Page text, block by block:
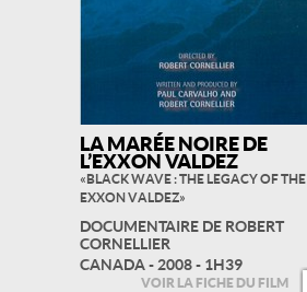
LA MARÉE NOIRE DE
L’EXXON VALDEZ
« BLACK WAVE : THE LEGACY OF THE
EXXON VALDEZ »
DOCUMENTAIRE DE ROBERT
CORNELLIER
CANADA - 2008 - 1H39
VOIR LA FICHE DU FILM